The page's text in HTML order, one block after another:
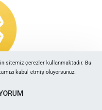
sitemiz çerezler kullanmaktadır. Bu
kabul etmiş oluyorsunuz.